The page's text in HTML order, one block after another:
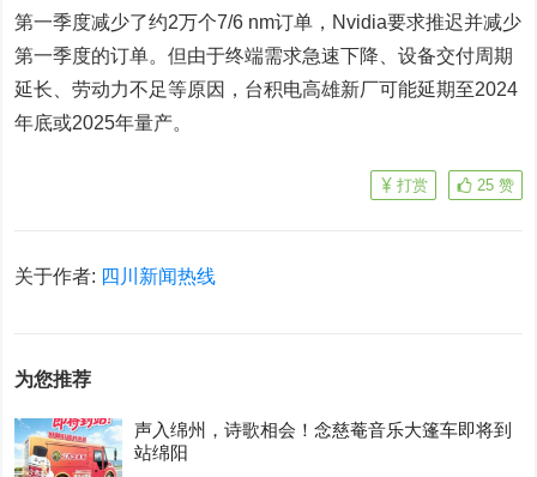
第一季度减少了约2万个7/6 nm订单，Nvidia要求推迟并减少
第一季度的订单。但由于终端需求急速下降、设备交付周期
延长、劳动力不足等原因，台积电高雄新厂可能延期至2024
年底或2025年量产。
25 赞
打赏
关于作者: 四川新闻热线
为您推荐
声入绵州，诗歌相会！念慈菴音乐大篷车即将到
站绵阳